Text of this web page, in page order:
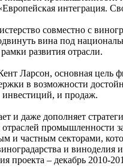
интеграция.
совместно с
вина под
развития отрасли.
Ларсон, основная
в возможности
и продаж.
дополняет
промышленности
и частным секторами,
и
проекта – декабрь 2010-